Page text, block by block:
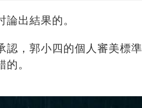
出結果的。
認，郭小四的個人審美標準
。